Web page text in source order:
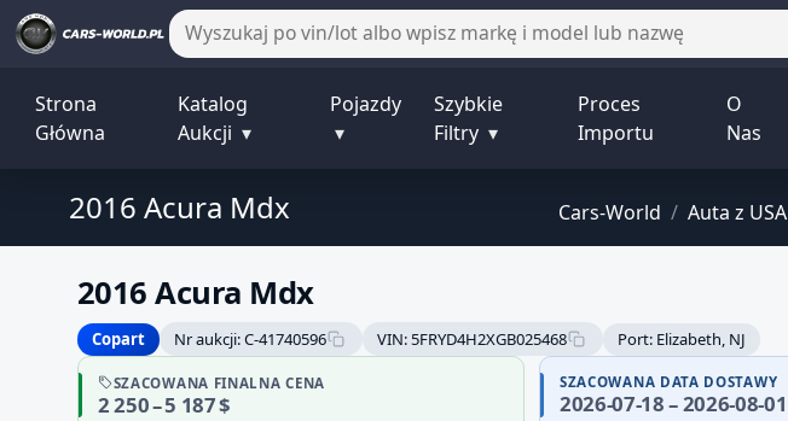
Strona
Główna
Katalog
Aukcji ▾
Pojazdy
▾
Szybkie
Filtry ▾
Proces
Importu
O
Nas
Cars-World / Auta z USA
2016 Acura Mdx
2016 Acura Mdx
Copart
Nr aukcji: C-41740596 VIN: 5FRYD4H2XGB025468 Port: Elizabeth, NJ
SZACOWANA FINALNA CENA
2 250 – 5 187 $
SZACOWANA DATA DOSTAWY
2026-07-18 – 2026-08-01